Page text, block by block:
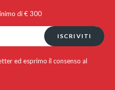
di € 300
ISCRIVITI
ed esprimo il consenso al